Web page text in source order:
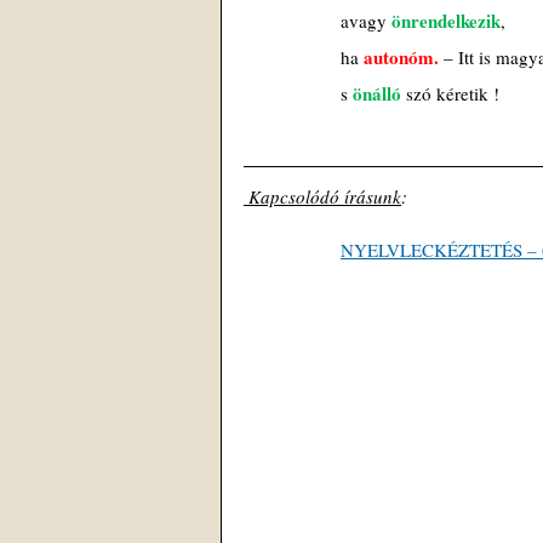
avagy önrendelkezik,
ha autonóm. – Itt is
s önálló szó kéretik !
Kapcsolódó írásunk:
NYELVLECKÉZTETÉS